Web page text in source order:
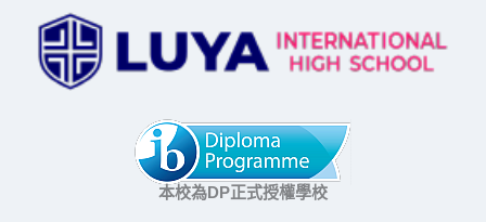
本校為DP正式授權學校